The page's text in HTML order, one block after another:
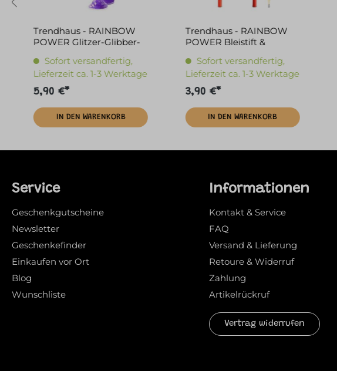
Trendhaus - RAINBOW
POWER Glitzer-Glibber-
Sofort versandfertig,
Lieferzeit ca. 1-3 Werktage
5,90 €*
IN DEN WARENKORB
Trendhaus - RAINBOW
POWER Bleistift &
Sofort versandfertig,
Lieferzeit ca. 1-3 Werktage
3,90 €*
IN DEN WARENKORB
Service
Geschenkgutscheine
Newsletter
Geschenkefinder
Einkaufen vor Ort
Blog
Wunschliste
Informationen
Kontakt & Service
FAQ
Versand & Lieferung
Retoure & Widerruf
Zahlung
Artikelrückruf
Vertrag widerrufen